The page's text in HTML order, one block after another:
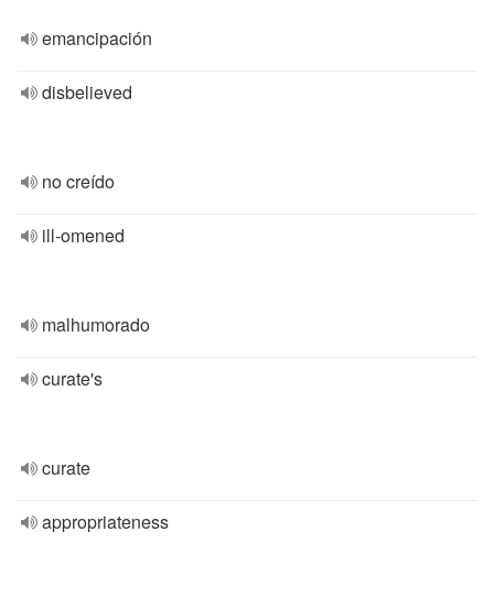
emancipación
disbelieved
no creído
ill-omened
malhumorado
curate's
curate
appropriateness